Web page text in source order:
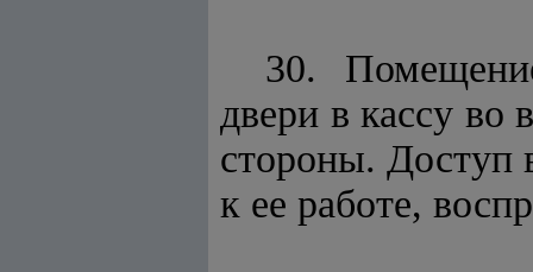
30.
двери в кассу во
стороны.
к ее работе,